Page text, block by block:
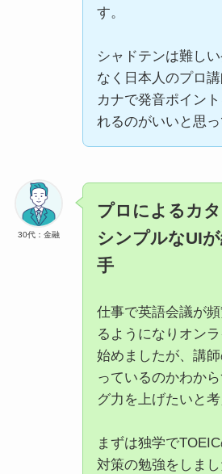
す。
シャドテンは難し
なく日本人のプロ
カナで発音ポイン
れるのがいいと思っ
30代：金融
プロによるカタ
シンプルなUI
手
仕事で英語会議が
るようになりオン
始めましたが、講
っているのかわか
グ力を上げたいと考
まずは独学で
対策の勉強をしま